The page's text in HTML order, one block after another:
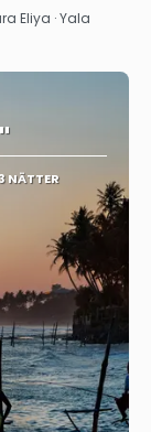
Eliya · Yala
NÄTTER